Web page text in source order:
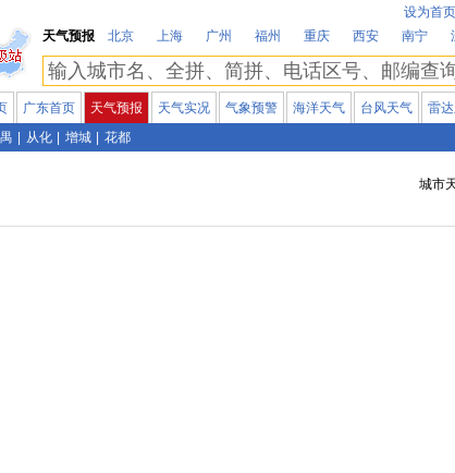
设为首页
天气预报
北京 上海 广州 福州 重庆 西安 南宁
广东首页 天气预报 天气实况 气象预警 海洋天气 台风天气 雷
从化 增城 花都
城市